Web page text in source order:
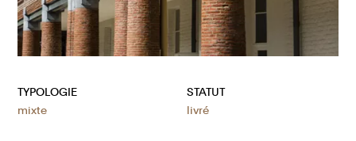
TYPOLOGIE
mixte
STATUT
livré